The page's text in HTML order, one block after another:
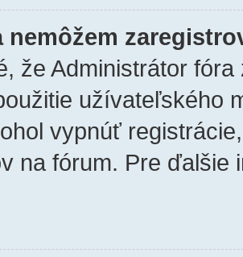
nemôžem
že Administrátor
užívateľského
vypnúť
na fórum. Pre ďalšie